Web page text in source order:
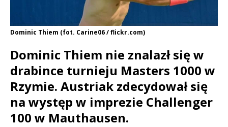
Dominic Thiem (fot. Carine06 / flickr.com)
Dominic Thiem nie znalazł się w
drabince turnieju Masters 1000 w
Rzymie. Austriak zdecydował się
na występ w imprezie Challenger
100 w Mauthausen.